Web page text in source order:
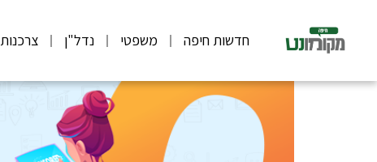
חדשות חיפה משפטי נדל"ן צרכנות